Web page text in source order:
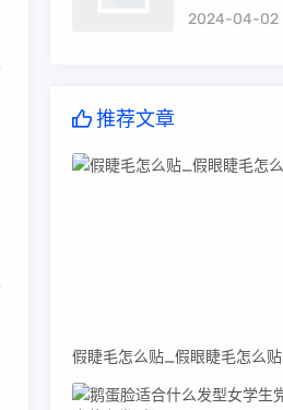
2024-04-02
推荐文章
假睫毛怎么贴_假眼睫毛怎么贴